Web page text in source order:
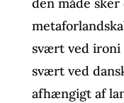
svært ved ironi
svært ved
afhængigt af